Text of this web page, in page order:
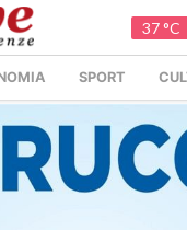
37 °C
SPORT